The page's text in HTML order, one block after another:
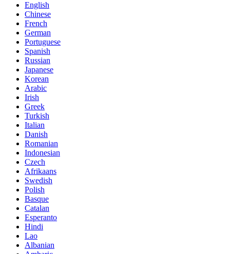
English
Chinese
French
German
Portuguese
Spanish
Russian
Japanese
Korean
Arabic
Irish
Greek
Turkish
Italian
Danish
Romanian
Indonesian
Czech
Afrikaans
Swedish
Polish
Basque
Catalan
Esperanto
Hindi
Lao
Albanian